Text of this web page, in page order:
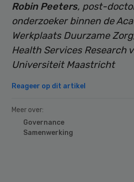
Robin Peeters, post-
onderzoeker binnen de
Werkplaats Duurzame
Health Services Research
Universiteit Maastricht
Reageer op dit artikel
Meer over:
Governance
Samenwerking